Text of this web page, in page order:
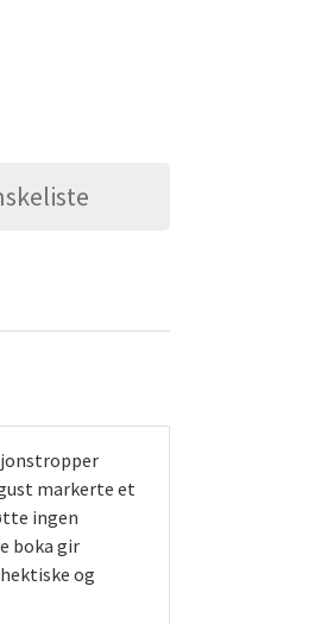
markerte et
ingen
boka gir
og